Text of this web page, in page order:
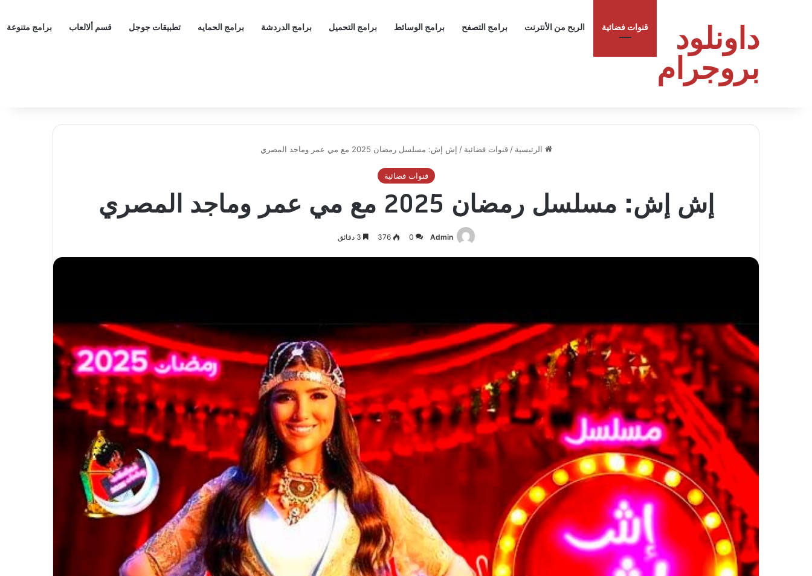
داونلود
بروجرام
قنوات فضائية الربح من الأنترنت برامج التصفح برامج الوسائط برامج التحميل برامج الدردشة برامج الحمايه تطبيقات جوجل قسم ألالعاب برامج متنوعة
الرئيسية / قنوات فضائية / إش إش: مسلسل رمضان 2025 مع مي عمر وماجد المصري
قنوات فضائية
إش إش: مسلسل رمضان 2025 مع مي عمر وماجد المصري
Admin
0
376